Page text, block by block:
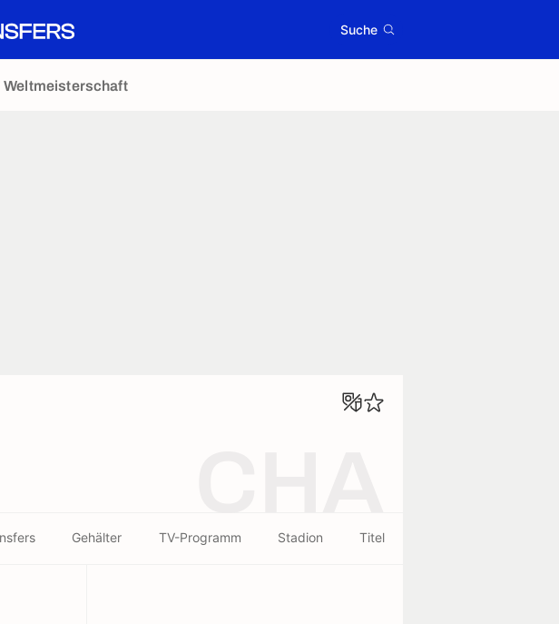
Suche
Weltmeisterschaft
Gehälter TV-Programm Stadion Titel